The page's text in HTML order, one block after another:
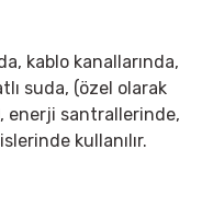
kablo kanallarında,
suda, (özel olarak
enerji santrallerinde,
kullanılır.